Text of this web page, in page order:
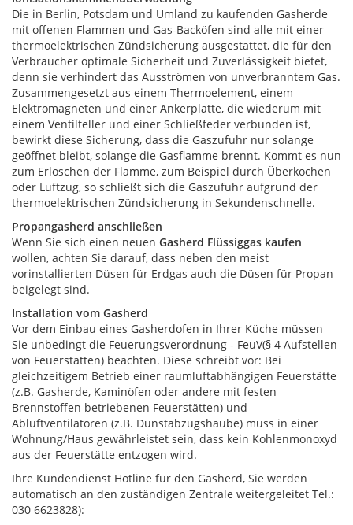
Die in Berlin, Potsdam und Umland zu kaufenden Gasherde
mit offenen Flammen und Gas-Backöfen sind alle mit einer
thermoelektrischen Zündsicherung ausgestattet, die für den
Verbraucher optimale Sicherheit und Zuverlässigkeit bietet,
denn sie verhindert das Ausströmen von unverbranntem Gas.
Zusammengesetzt aus einem Thermoelement, einem
Elektromagneten und einer Ankerplatte, die wiederum mit
einem Ventilteller und einer Schließfeder verbunden ist,
bewirkt diese Sicherung, dass die Gaszufuhr nur solange
geöffnet bleibt, solange die Gasflamme brennt. Kommt es nun
zum Erlöschen der Flamme, zum Beispiel durch Überkochen
oder Luftzug, so schließt sich die Gaszufuhr aufgrund der
thermoelektrischen Zündsicherung in Sekundenschnelle.
Propangasherd anschließen
Wenn Sie sich einen neuen Gasherd Flüssiggas kaufen
wollen, achten Sie darauf, dass neben den meist
vorinstallierten Düsen für Erdgas auch die Düsen für Propan
beigelegt sind.
Installation vom Gasherd
Vor dem Einbau eines Gasherdofen in Ihrer Küche müssen
Sie unbedingt die Feuerungsverordnung - FeuV(§ 4 Aufstellen
von Feuerstätten) beachten. Diese schreibt vor: Bei
gleichzeitigem Betrieb einer raumluftabhängigen Feuerstätte
(z.B. Gasherde, Kaminöfen oder andere mit festen
Brennstoffen betriebenen Feuerstätten) und
Abluftventilatoren (z.B. Dunstabzugshaube) muss in einer
Wohnung/Haus gewährleistet sein, dass kein Kohlenmonoxyd
aus der Feuerstätte entzogen wird.
Ihre Kundendienst Hotline für den Gasherd, Sie werden
automatisch an den zuständigen Zentrale weitergeleitet Tel.:
030 6623828):